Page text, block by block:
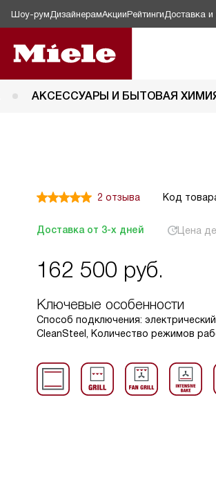
Шоу-рум ДизайнерамАкцииРейтинги Доставка и
АКСЕССУАРЫ И БЫТОВАЯ
2 отзыва Код
Доставка от 3-х дней Цена
162 500 руб.
Ключевые особенности
Способ подключения:
CleanSteel, Количество режимов